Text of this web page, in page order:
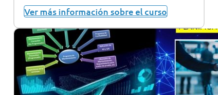
Ver más información sobre el curso